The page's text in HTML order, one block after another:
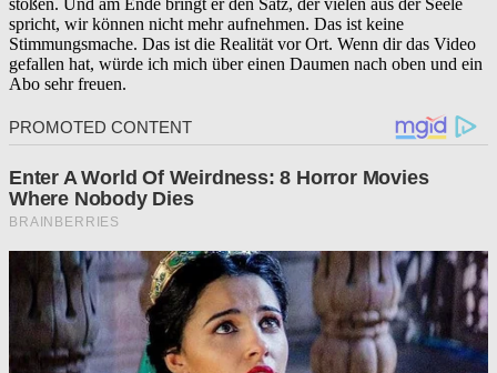
stoßen. Und am Ende bringt er den Satz, der vielen aus der Seele
spricht, wir können nicht mehr aufnehmen. Das ist keine
Stimmungsmache. Das ist die Realität vor Ort. Wenn dir das Video
gefallen hat, würde ich mich über einen Daumen nach oben und ein
Abo sehr freuen.